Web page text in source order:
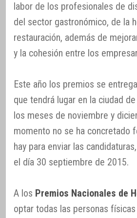
labor de los profesionales de
del sector gastronómico, de la
restauración, además de
y la cohesión entre los
Este año los premios se
que tendrá lugar en la ciudad
los meses de noviembre y
momento no se ha concretado
hay para enviar las
el día 30 septiembre de 2015.
A los Premios Nacionales de
optar todas las personas